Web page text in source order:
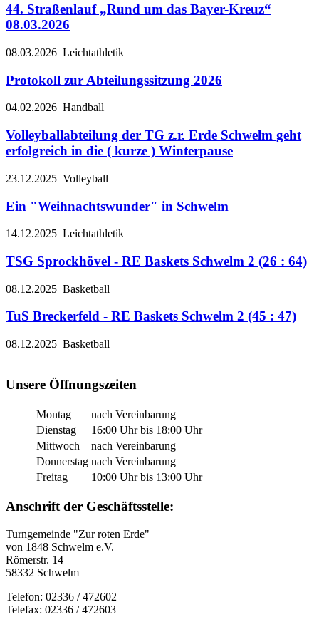
44. Straßenlauf „Rund um das Bayer-Kreuz“
08.03.2026
08.03.2026 Leichtathletik
Protokoll zur Abteilungssitzung 2026
04.02.2026 Handball
Volleyballabteilung der TG z.r. Erde Schwelm geht
erfolgreich in die ( kurze ) Winterpause
23.12.2025 Volleyball
Ein "Weihnachtswunder" in Schwelm
14.12.2025 Leichtathletik
TSG Sprockhövel - RE Baskets Schwelm 2 (26 : 64)
08.12.2025 Basketball
TuS Breckerfeld - RE Baskets Schwelm 2 (45 : 47)
08.12.2025 Basketball
Unsere Öffnungszeiten
Montag
nach Vereinbarung
Dienstag
16:00 Uhr bis 18:00 Uhr
Mittwoch
nach Vereinbarung
Donnerstag nach Vereinbarung
Freitag
10:00 Uhr bis 13:00 Uhr
Anschrift der Geschäftsstelle:
Turngemeinde "Zur roten Erde"
von 1848 Schwelm e.V.
Römerstr. 14
58332 Schwelm
Telefon: 02336 / 472602
Telefax: 02336 / 472603